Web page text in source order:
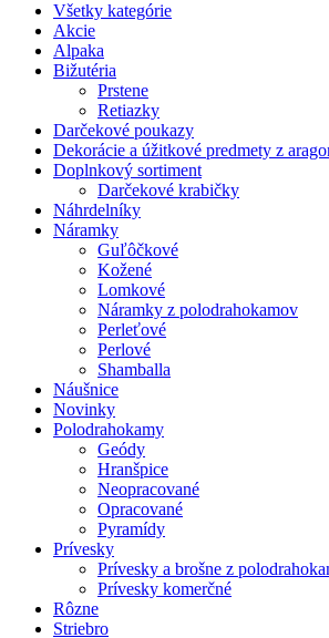
Všetky kategórie
Akcie
Alpaka
Bižutéria
Prstene
Retiazky
Darčekové poukazy
Dekorácie a úžitkové predmety z
Doplnkový sortiment
Darčekové krabičky
Náhrdelníky
Náramky
Guľôčkové
Kožené
Lomkové
Náramky z polodrahokamov
Perleťové
Perlové
Shamballa
Náušnice
Novinky
Polodrahokamy
Geódy
Hranšpice
Neopracované
Opracované
Pyramídy
Prívesky
Prívesky a brošne z
Prívesky komerčné
Rôzne
Striebro